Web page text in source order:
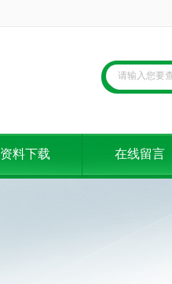
资料下载 在线留言